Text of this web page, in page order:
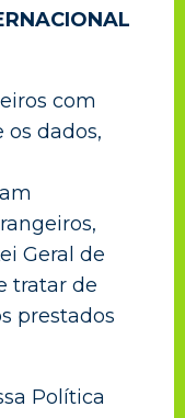
com
dados,
Geral de
tratar de
prestados
Política